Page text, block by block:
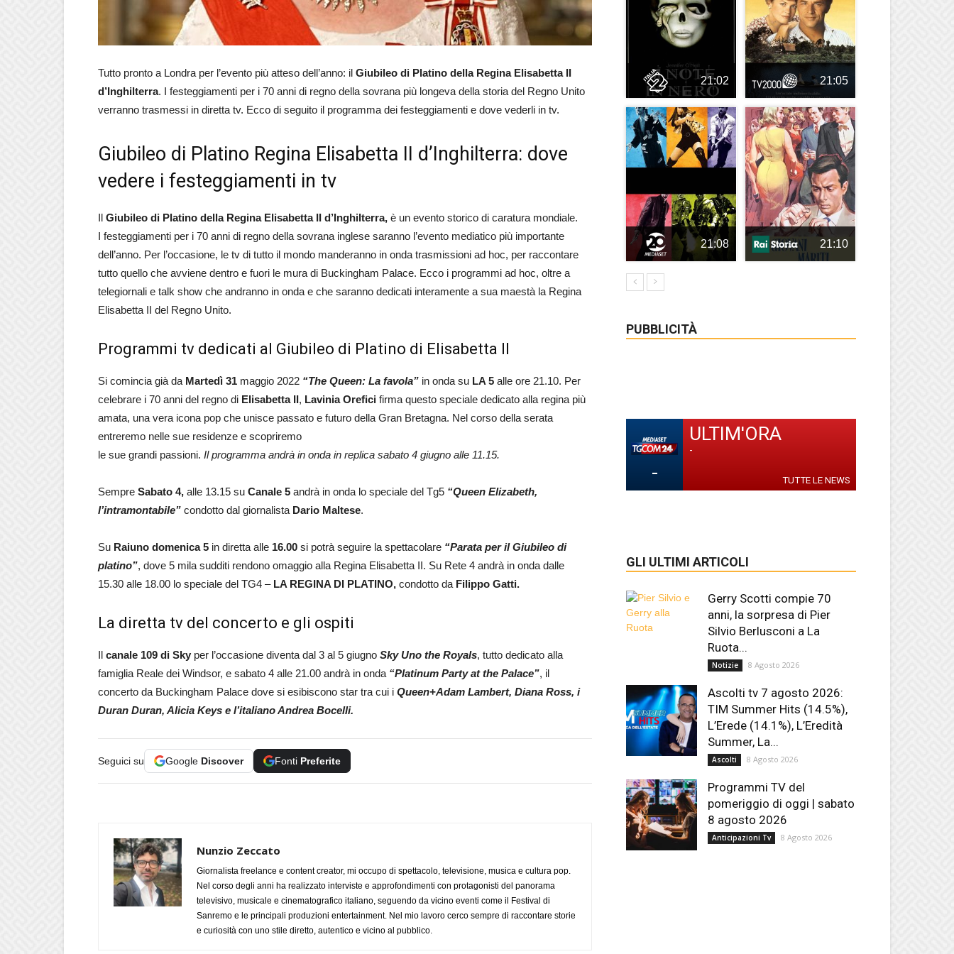
Tutto pronto a Londra per l’evento più atteso dell’anno: il Giubileo di Platino della Regina Elisabetta II
d’Inghilterra. I festeggiamenti per i 70 anni di regno della sovrana più longeva della storia del Regno Unito
verranno trasmessi in diretta tv. Ecco di seguito il programma dei festeggiamenti e dove vederli in tv.
Giubileo di Platino Regina Elisabetta II d’Inghilterra: dove
vedere i festeggiamenti in tv
Il Giubileo di Platino della Regina Elisabetta II d’Inghilterra, è un evento storico di caratura mondiale.
I festeggiamenti per i 70 anni di regno della sovrana inglese saranno l’evento mediatico più importante
dell’anno. Per l’occasione, le tv di tutto il mondo manderanno in onda trasmissioni ad hoc, per raccontare
tutto quello che avviene dentro e fuori le mura di Buckingham Palace. Ecco i programmi ad hoc, oltre a
telegiornali e talk show che andranno in onda e che saranno dedicati interamente a sua maestà la Regina
Elisabetta II del Regno Unito.
Programmi tv dedicati al Giubileo di Platino di Elisabetta II
Si comincia già da Martedì 31 maggio 2022 “The Queen: La favola” in onda su LA 5 alle ore 21.10. Per
celebrare i 70 anni del regno di Elisabetta II, Lavinia Orefici firma questo speciale dedicato alla regina più
amata, una vera icona pop che unisce passato e futuro della Gran Bretagna. Nel corso della serata
entreremo nelle sue residenze e scopriremo
le sue grandi passioni. Il programma andrà in onda in replica sabato 4 giugno alle 11.15.
Sempre Sabato 4, alle 13.15 su Canale 5 andrà in onda lo speciale del Tg5 “Queen Elizabeth,
l’intramontabile” condotto dal giornalista Dario Maltese.
Su Raiuno domenica 5 in diretta alle 16.00 si potrà seguire la spettacolare “Parata per il Giubileo di
platino”, dove 5 mila sudditi rendono omaggio alla Regina Elisabetta II. Su Rete 4 andrà in onda dalle
15.30 alle 18.00 lo speciale del TG4 – LA REGINA DI PLATINO, condotto da Filippo Gatti.
La diretta tv del concerto e gli ospiti
Il canale 109 di Sky per l’occasione diventa dal 3 al 5 giugno Sky Uno the Royals, tutto dedicato alla
famiglia Reale dei Windsor, e sabato 4 alle 21.00 andrà in onda “Platinum Party at the Palace”, il
concerto da Buckingham Palace dove si esibiscono star tra cui i Queen+Adam Lambert, Diana Ross, i
Duran Duran, Alicia Keys e l’italiano Andrea Bocelli.
Seguici su Google Discover Fonti Preferite
Nunzio Zeccato
Giornalista freelance e content creator, mi occupo di spettacolo, televisione, musica e cultura pop.
Nel corso degli anni ha realizzato interviste e approfondimenti con protagonisti del panorama
televisivo, musicale e cinematografico italiano, seguendo da vicino eventi come il Festival di
Sanremo e le principali produzioni entertainment. Nel mio lavoro cerco sempre di raccontare storie
e curiosità con uno stile diretto, autentico e vicino al pubblico.
21:02 21:05
21:08 21:10
PUBBLICITÀ
-
ULTIM'ORA
-
TUTTE LE NEWS
GLI ULTIMI ARTICOLI
Gerry Scotti compie 70
anni, la sorpresa di Pier
Silvio Berlusconi a La
Ruota...
Notizie 8 Agosto 2026
Ascolti tv 7 agosto 2026:
TIM Summer Hits (14.5%),
L’Erede (14.1%), L’Eredità
Summer, La...
Ascolti 8 Agosto 2026
Programmi TV del
pomeriggio di oggi | sabato
8 agosto 2026
Anticipazioni Tv 8 Agosto 2026